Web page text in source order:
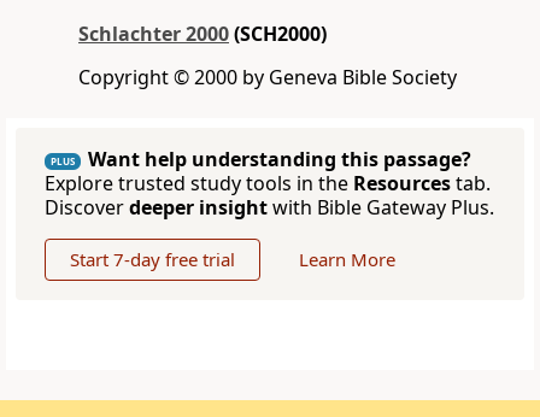
Schlachter 2000(SCH2000)
Copyright © 2000 by Geneva Bible Society
PLUS
Want help understanding this passage?
Explore trusted study tools in the Resourcestab.
Discoverdeeper insightwith Bible Gateway Plus.
Start 7-day free trial Learn More